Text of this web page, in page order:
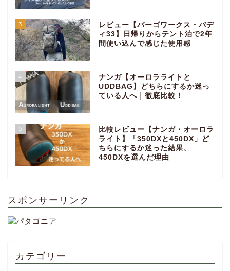
3
レビュー【パーゴワークス・バデ
ィ33】日帰りからテント泊で2年
間使い込んで感じた使用感
4
ナンガ【オーロラライトと
UDDBAG】どちらにするか迷っ
ている人へ｜徹底比較！
5
比較レビュー【ナンガ・オーロラ
ライト】「350DXと450DX」ど
ちらにするか迷った結果、
450DXを選んだ理由
スポンサーリンク
カテゴリー